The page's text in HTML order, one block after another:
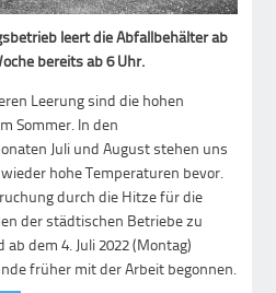
leert die Abfallbehälter ab
bereits ab 6 Uhr.
Leerung sind die hohen
Sommer. In den
Juli und August stehen uns
hohe Temperaturen bevor.
durch die Hitze für die
der städtischen Betriebe zu
dem 4. Juli 2022 (Montag)
früher mit der Arbeit begonnen.